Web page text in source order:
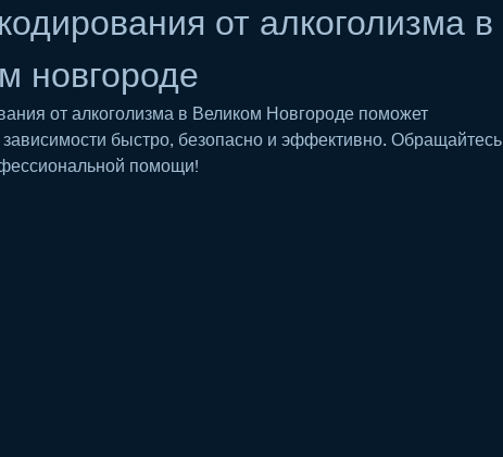
от алкоголизма в
новгороде
от алкоголизма в Великом Новгороде поможет
зависимости быстро, безопасно и эффективно. Обращайтесь
помощи!